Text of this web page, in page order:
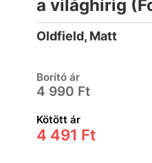
a világhírig
Oldfield, Matt
Borító ár
4 990 Ft
Kötött ár
4 491 Ft